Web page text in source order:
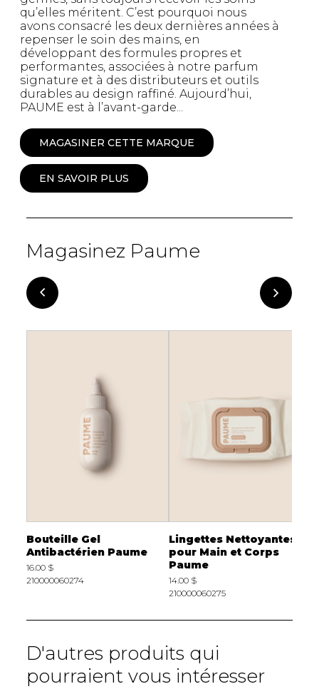
qu’elles méritent. C’est pourquoi nous
avons consacré les deux dernières années à
repenser le soin des mains, en
développant des formules propres et
performantes, associées à notre parfum
signature et à des distributeurs et outils
durables au design raffiné. Aujourd’hui,
PAUME est à l’avant-garde...
MAGASINER CETTE MARQUE
EN SAVOIR PLUS
Magasinez Paume
Bouteille Gel
Antibactérien Paume
16.00 $
210000060274
Lingettes Nettoyantes
pour Main et Corps
Paume
14.00 $
210000060275
D'autres produits qui
pourraient vous intéresser